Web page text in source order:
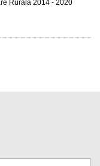
Rurala 2014 - 2020